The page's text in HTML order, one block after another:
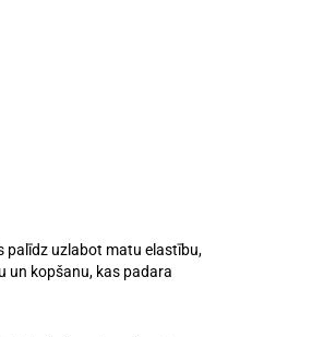
palīdz uzlabot matu elastību,
un kopšanu, kas padara